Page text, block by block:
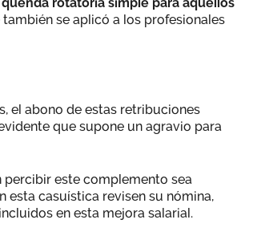
se aplicó a los profesionales
el abono de estas retribuciones
que supone un agravio para
percibir este complemento sea
esta casuística revisen su nómina,
en esta mejora salarial.